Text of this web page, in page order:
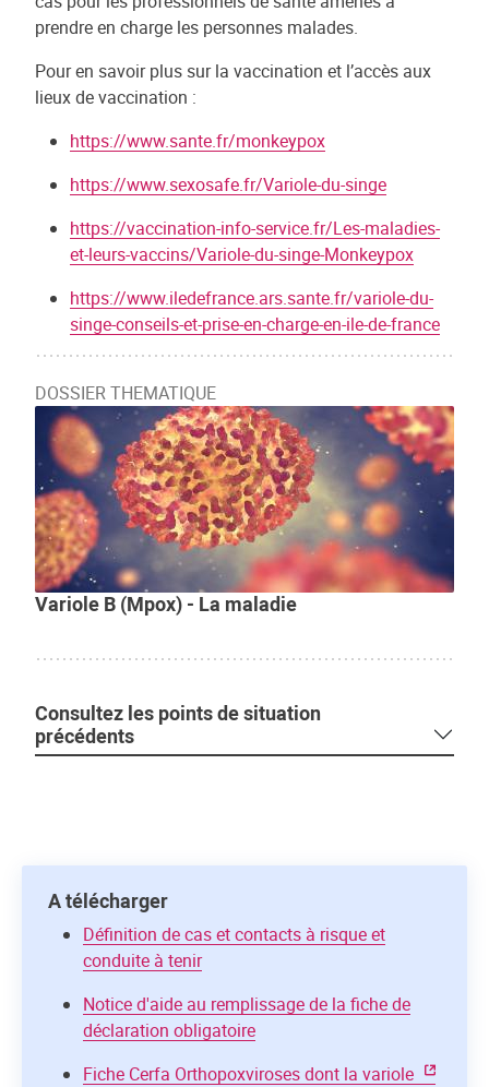
prendre en charge les personnes malades.
Pour en savoir plus sur la vaccination et l’accès aux
lieux de vaccination :
https://www.sante.fr/monkeypox
https://www.sexosafe.fr/Variole-du-singe
https://vaccination-info-service.fr/Les-maladies-
et-leurs-vaccins/Variole-du-singe-Monkeypox
https://www.iledefrance.ars.sante.fr/variole-du-
singe-conseils-et-prise-en-charge-en-ile-de-france
DOSSIER THEMATIQUE
Variole B (Mpox) - La maladie
Consultez les points de situation
précédents
A télécharger
Définition de cas et contacts à risque et
conduite à tenir
Notice d'aide au remplissage de la fiche de
déclaration obligatoire
Fiche Cerfa Orthopoxviroses dont la variole